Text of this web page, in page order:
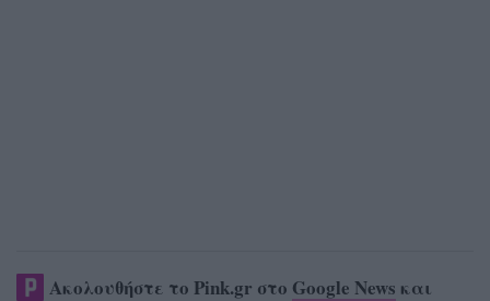
Ακολουθήστε το Pink.gr στο Google News και